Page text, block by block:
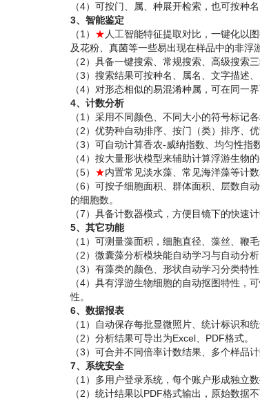
（4）可按门、属、种展开检索，也可按种
3、智能鉴定
（1） ★ 人工智能特征提取对比，一键化以
及花粉、真菌等一些易出现在样品中的非浮
（2）具备一键搜索、常规搜索、高级搜索
（3）搜索结果可按种名、属名、文字描述
（4）对形态相似的易混淆种属，可在同一
4、计数分析
（1）采用不同颜色、不同大小的符号标记
（2）优势种自动排序、按门（类）排序、
（3）可自动计算香农-威纳指数、均匀性指
（4）按大量形状模型来辅助计算浮游生物
（5） ★内置常见淡水藻、常见海洋藻等计
（6）可按子细胞面积、群体面积、层数自
的细胞数。
（7）具备计数器模式，方便目镜下的快速计
5、其它功能
（1）可测量藻面积，细胞直径、藻丝、鞭毛
（2）微囊藻分析模块能自动学习与自动分
（3）有藻类的颜色、形状自动学习分类特
（4）具有浮游生物细胞的自动抠图特性，
性。
6、数据报表
（1）自动保存每批显微照片、统计标识和统
（2）分析结果可导出为Excel、PDF格式。
（3）可合并不同倍率计数结果、多个样品计
7、系统安全
（1）多用户登录系统，每个账户形成独立
（2）统计结果以PDF格式输出，原始数据不